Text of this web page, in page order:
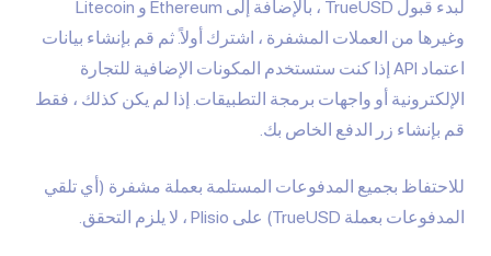
لبدء قبول TrueUSD ، بالإضافة إلى Ethereum و Litecoin
وغيرها من العملات المشفرة ، اشترك أولاً. ثم قم بإنشاء بيانات
اعتماد API إذا كنت ستستخدم المكونات الإضافية للتجارة
الإلكترونية أو واجهات برمجة التطبيقات. إذا لم يكن كذلك ، فقط
قم بإنشاء زر الدفع الخاص بك.
للاحتفاظ بجميع المدفوعات المستلمة بعملة مشفرة (أي تلقي
المدفوعات بعملة TrueUSD) على Plisio ، لا يلزم التحقق.